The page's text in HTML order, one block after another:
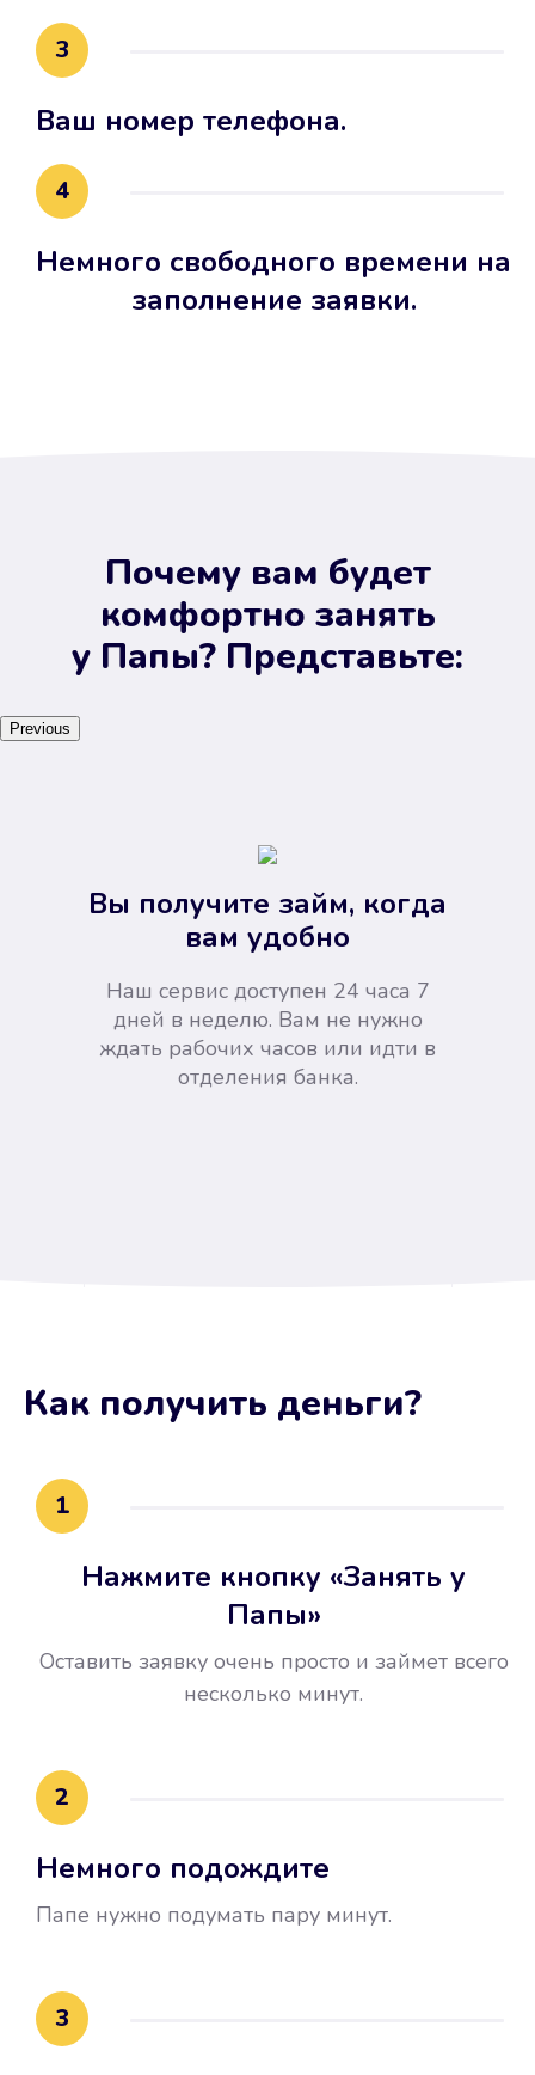
3
Ваш номер телефона.
4
Немного свободного времени на
заполнение заявки.
Почему вам будет
комфортно занять
у Папы? Представьте:
Previous
Вы получите займ, когда
вам удобно
Наш сервис доступен 24 часа 7
дней в неделю. Вам не нужно
ждать рабочих часов или идти в
отделения банка.
Не потребовались справки, залоги
Вы погасили займ вовремя либо
воспользовались бесплатной
Как получить деньги?
1
Нажмите кнопку «Занять у
Папы»
Оставить заявку очень просто и займет всего
несколько минут.
2
Немного подождите
Папе нужно подумать пару минут.
3